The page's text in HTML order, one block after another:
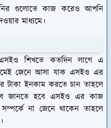
গুলোতে কাজ করেও আপনি
মাধ্যমে।
শিখতে কতদিন লাগে এ
জেনে আসা যাক এসইও এর
ইনকাম করতে চান তাহলে
জানতে হবে এসইও এর কাজ
না জেনে থাকেন তাহলে